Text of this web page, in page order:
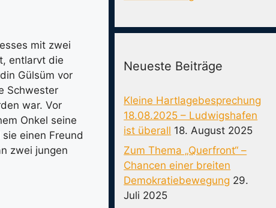
mit zwei
entlarvt die
Gülsüm vor
Schwester
war. Vor
Onkel seine
einen Freund
zwei jungen
Neueste Beiträge
Kleine Hartlagebesprechung
18.08.2025 – Ludwigshafen
ist überall 18. August 2025
Zum Thema „Querfront“ –
Chancen einer breiten
Demokratiebewegung 29.
Juli 2025